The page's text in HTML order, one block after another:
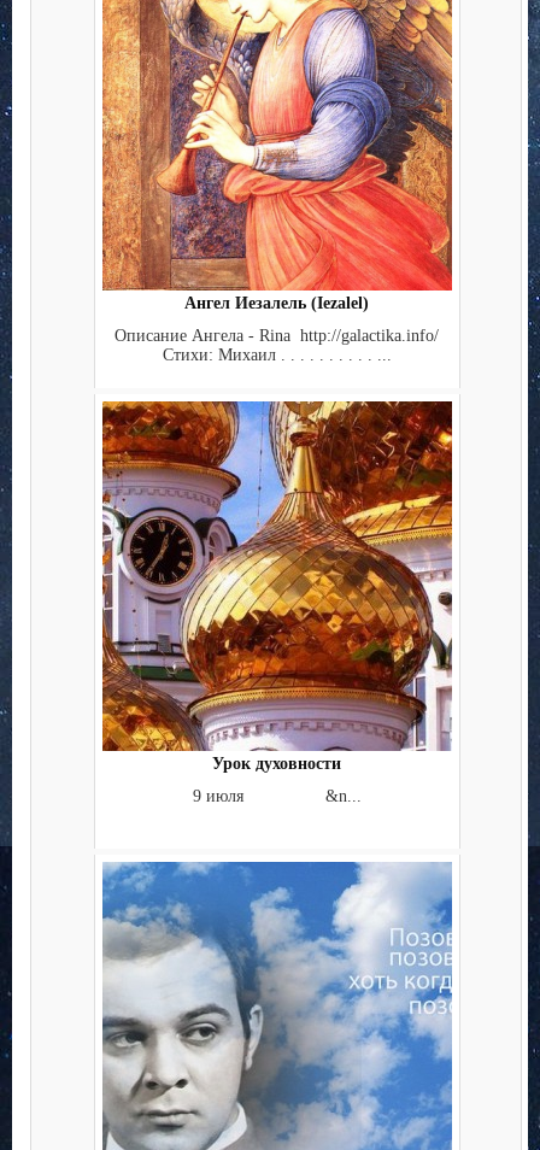
Ангел Иезалель (Iezalel)
Описание Ангела - Rina http://galactika.info/
Стихи: Михаил . . . . . . . . . . ...
Урок духовности
9 июля &n...